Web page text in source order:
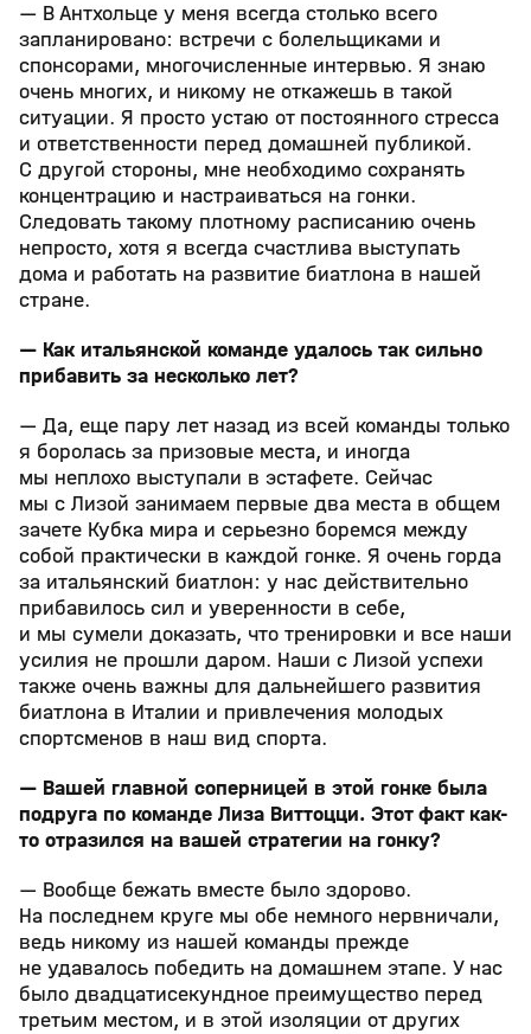
— В Антхольце у меня всегда столько всего
запланировано: встречи с болельщиками и
спонсорами, многочисленные интервью. Я знаю
очень многих, и никому не откажешь в такой
ситуации. Я просто устаю от постоянного стресса
и ответственности перед домашней публикой.
С другой стороны, мне необходимо сохранять
концентрацию и настраиваться на гонки.
Следовать такому плотному расписанию очень
непросто, хотя я всегда счастлива выступать
дома и работать на развитие биатлона в нашей
стране.
— Как итальянской команде удалось так сильно
прибавить за несколько лет?
— Да, еще пару лет назад из всей команды только
я боролась за призовые места, и иногда
мы неплохо выступали в эстафете. Сейчас
мы с Лизой занимаем первые два места в общем
зачете Кубка мира и серьезно боремся между
собой практически в каждой гонке. Я очень горда
за итальянский биатлон: у нас действительно
прибавилось сил и уверенности в себе,
и мы сумели доказать, что тренировки и все наши
усилия не прошли даром. Наши с Лизой успехи
также очень важны для дальнейшего развития
биатлона в Италии и привлечения молодых
спортсменов в наш вид спорта.
— Вашей главной соперницей в этой гонке была
подруга по команде Лиза Виттоцци. Этот факт как-
то отразился на вашей стратегии на гонку?
— Вообще бежать вместе было здорово.
На последнем круге мы обе немного нервничали,
ведь никому из нашей команды прежде
не удавалось победить на домашнем этапе. У нас
было двадцатисекундное преимущество перед
третьим местом, и в этой изоляции от других